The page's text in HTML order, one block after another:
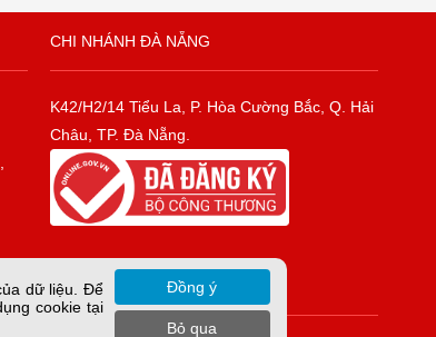
CHI NHÁNH ĐÀ NẴNG
K42/H2/14 Tiểu La, P. Hòa Cường Bắc, Q. Hải
Châu, TP. Đà Nẵng.
dữ liệu. Để
cookie tại
Đồng ý
Bỏ qua